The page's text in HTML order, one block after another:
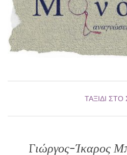
ΤΑΞΊΔΙ ΣΤΟ
Γιώργος-Ίκαρος